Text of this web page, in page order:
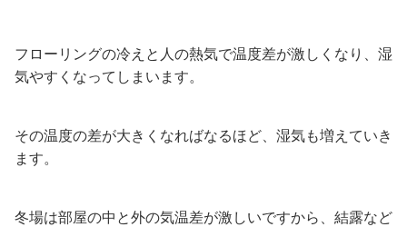
フローリングの冷えと人の熱気で温度差が激しくなり、湿
気やすくなってしまいます。
その温度の差が大きくなればなるほど、湿気も増えていき
ます。
冬場は部屋の中と外の気温差が激しいですから、結露など